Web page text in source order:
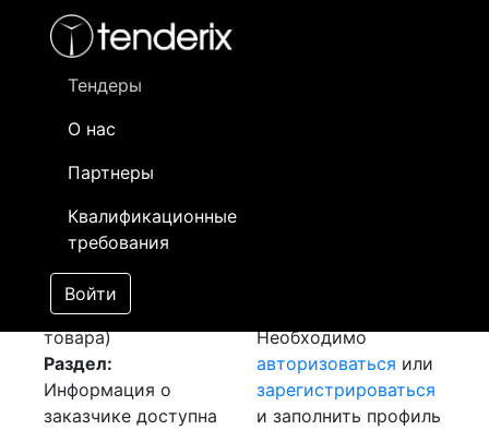
Тендеры
О нас
Партнеры
Квалификационные
требования
Войти
- активный лот
- сохраненный лот (не опубликован)
Закупка Приборов
(Датчик давления)
[Завершен]
Лот №:166
АУКЦИОН (покупка
товара)
Раздел:
Информация о
заказчике доступна
Необходимо
авторизоваться или
зарегистрироваться
и заполнить профиль